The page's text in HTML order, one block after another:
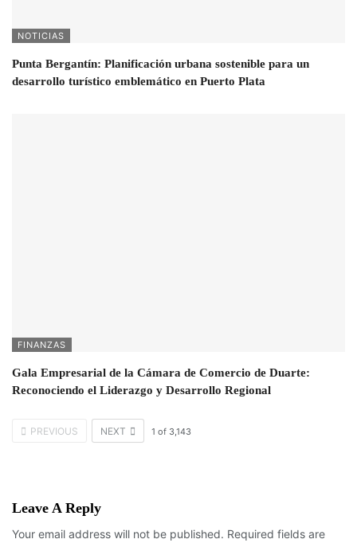
NOTICIAS
Punta Bergantín: Planificación urbana sostenible para un
desarrollo turístico emblemático en Puerto Plata
FINANZAS
Gala Empresarial de la Cámara de Comercio de Duarte:
Reconociendo el Liderazgo y Desarrollo Regional
PREVIOUS NEXT 1 of 3,143
Leave A Reply
Your email address will not be published. Required fields are